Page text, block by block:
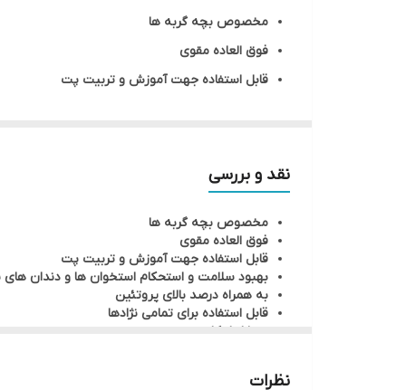
طعم
مخصوص بچه گربه ها
فوق العاده مقوی
قابل استفاده جهت آموزش و تربیت پت
قابل استفاده برای تمامی نژادها
سرشار از کلسیم
تهیه شده با استفاده از پنیر، شیر و ماست
فاقد نمک، شکر، افزودنی های غیر مجاز و گلوتن
یک میان وعده سالم و مغذی
نقد و بررسی
مخصوص بچه گربه ها
فوق العاده مقوی
قابل استفاده جهت آموزش و تربیت پت
بهبود سلامت و استحکام استخوان ها و دندان
به همراه درصد بالای پروتئین
قابل استفاده برای تمامی نژادها
سرشار از کلسیم
یک میان وعده سالم و مغذینظرات